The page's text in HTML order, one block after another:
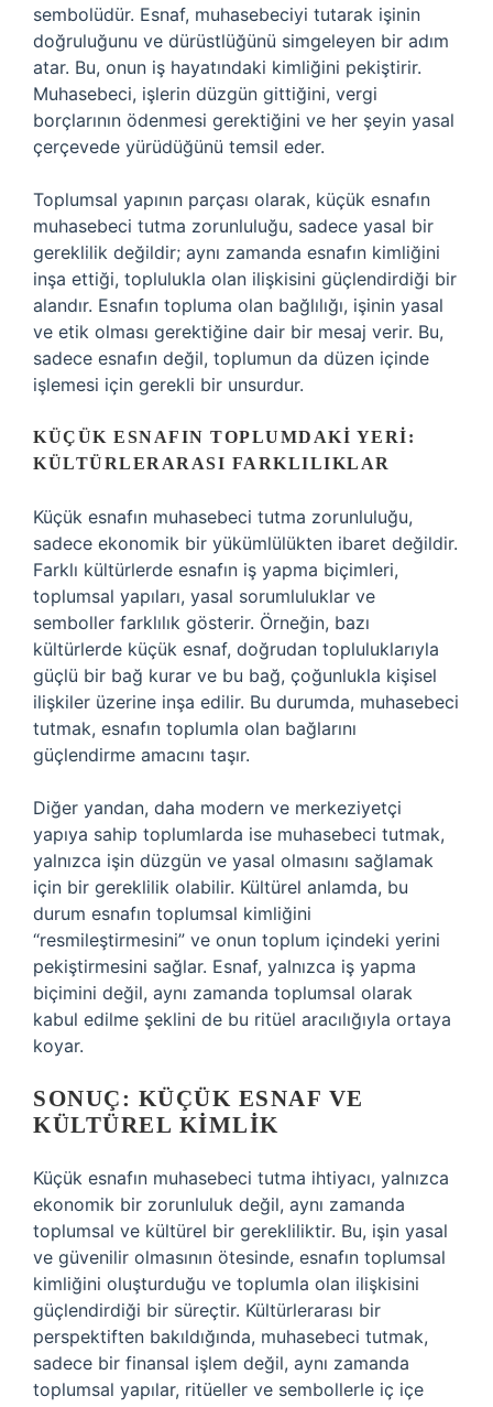
sembolüdür. Esnaf, muhasebeciyi tutarak işinin
doğruluğunu ve dürüstlüğünü simgeleyen bir adım
atar. Bu, onun iş hayatındaki kimliğini pekiştirir.
Muhasebeci, işlerin düzgün gittiğini, vergi
borçlarının ödenmesi gerektiğini ve her şeyin yasal
çerçevede yürüdüğünü temsil eder.
Toplumsal yapının parçası olarak, küçük esnafın
muhasebeci tutma zorunluluğu, sadece yasal bir
gereklilik değildir; aynı zamanda esnafın kimliğini
inşa ettiği, toplulukla olan ilişkisini güçlendirdiği bir
alandır. Esnafın topluma olan bağlılığı, işinin yasal
ve etik olması gerektiğine dair bir mesaj verir. Bu,
sadece esnafın değil, toplumun da düzen içinde
işlemesi için gerekli bir unsurdur.
KÜÇÜK ESNAFIN TOPLUMDAKI YERI:
KÜLTÜRLERARASI FARKLILIKLAR
Küçük esnafın muhasebeci tutma zorunluluğu,
sadece ekonomik bir yükümlülükten ibaret değildir.
Farklı kültürlerde esnafın iş yapma biçimleri,
toplumsal yapıları, yasal sorumluluklar ve
semboller farklılık gösterir. Örneğin, bazı
kültürlerde küçük esnaf, doğrudan topluluklarıyla
güçlü bir bağ kurar ve bu bağ, çoğunlukla kişisel
ilişkiler üzerine inşa edilir. Bu durumda, muhasebeci
tutmak, esnafın toplumla olan bağlarını
güçlendirme amacını taşır.
Diğer yandan, daha modern ve merkeziyetçi
yapıya sahip toplumlarda ise muhasebeci tutmak,
yalnızca işin düzgün ve yasal olmasını sağlamak
için bir gereklilik olabilir. Kültürel anlamda, bu
durum esnafın toplumsal kimliğini
“resmileştirmesini” ve onun toplum içindeki yerini
pekiştirmesini sağlar. Esnaf, yalnızca iş yapma
biçimini değil, aynı zamanda toplumsal olarak
kabul edilme şeklini de bu ritüel aracılığıyla ortaya
koyar.
SONUÇ: KÜÇÜK ESNAF VE
KÜLTÜREL KIMLIK
Küçük esnafın muhasebeci tutma ihtiyacı, yalnızca
ekonomik bir zorunluluk değil, aynı zamanda
toplumsal ve kültürel bir gerekliliktir. Bu, işin yasal
ve güvenilir olmasının ötesinde, esnafın toplumsal
kimliğini oluşturduğu ve toplumla olan ilişkisini
güçlendirdiği bir süreçtir. Kültürlerarası bir
perspektiften bakıldığında, muhasebeci tutmak,
sadece bir finansal işlem değil, aynı zamanda
toplumsal yapılar, ritüeller ve sembollerle iç içe